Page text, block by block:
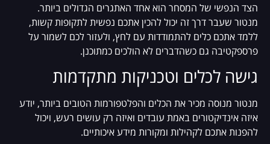
הצד הנפשי של המסחר הוא אחד האתגרים הגדולים ביותר.
מנטור שעבר דרך זה יכול להכין אתכם נפשית לתקופות קשות,
ללמד אתכם כלים להתמודדות עם לחץ, ולעזור לכם לשמור על
פרספקטיבה גם כשהדברים לא הולכים כמתוכנן.
גישה לכלים וטכניקות מתקדמות
מנטור מנוסה מכיר את הכלים והפלטפורמות הטובים ביותר, יודע
איזה אינדיקטורים באמת עובדים ואיזה רק עושים רעש, ויכול
להפנות אתכם לקהילות ומקורות מידע איכותיים.